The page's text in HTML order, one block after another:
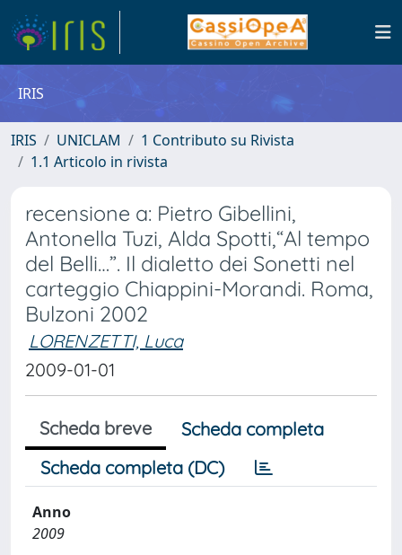
IRIS
IRIS UNICLAM
1 Contributo su Rivista
1.1 Articolo in rivista
recensione a: Pietro Gibellini,
Antonella Tuzi, Alda Spotti,“Al tempo
del Belli…”. Il dialetto dei Sonetti nel
carteggio Chiappini-Morandi. Roma,
Bulzoni 2002
LORENZETTI, Luca
2009-01-01
Scheda breve
Scheda completa
Scheda completa (DC)
Anno
2009